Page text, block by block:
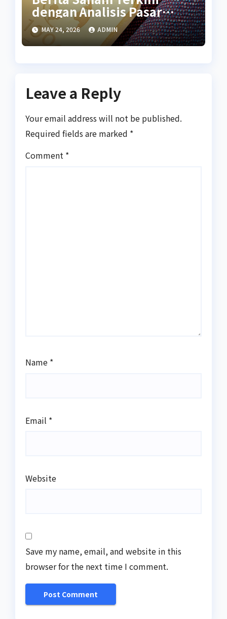
dengan Analisis Pasar
Global
MAY 24, 2026 ADMIN
Leave a Reply
Your email address will not be published.
Required fields are marked *
Comment *
Name *
Email *
Website
Save my name, email, and website in this
browser for the next time I comment.